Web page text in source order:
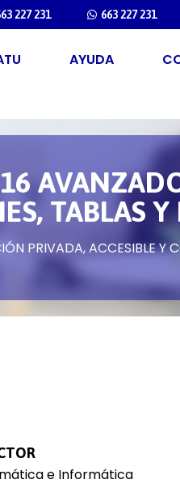
227 231 663 227 231
AYUDA
TABLAS Y
PRIVADA, ACCESIBLE Y
e Informática